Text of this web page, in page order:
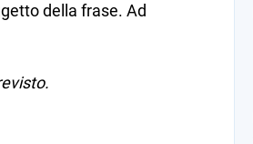
della frase. Ad